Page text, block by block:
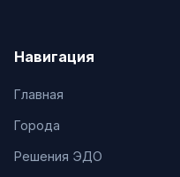
Навигация
Главная
Города
Решения ЭДО